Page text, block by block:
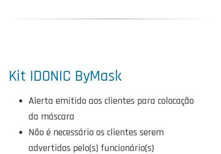
Kit IDONIC ByMask
Alerta emitido aos clientes para colocação
da máscara
Não é necessário os clientes serem
advertidos pelo(s) funcionário(s)